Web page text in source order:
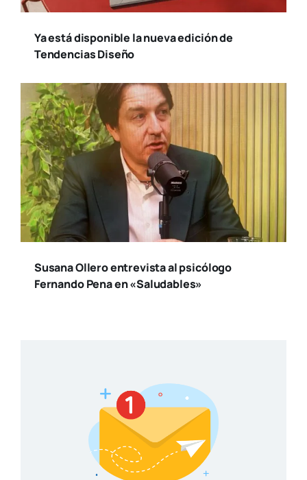
Ya está disponible la nueva edición de
Tendencias Diseño
Susana Ollero entrevista al psicólogo
Fernando Pena en «Saludables»